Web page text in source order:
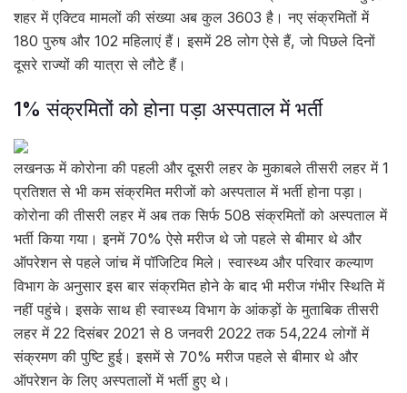
शहर में एक्टिव मामलों की संख्या अब कुल 3603 है। नए संक्रमितों में
180 पुरुष और 102 महिलाएं हैं। इसमें 28 लोग ऐसे हैं, जो पिछले दिनों
दूसरे राज्यों की यात्रा से लौटे हैं।
1% संक्रमितों को होना पड़ा अस्पताल में भर्ती
लखनऊ में कोरोना की पहली और दूसरी लहर के मुकाबले तीसरी लहर में 1
प्रतिशत से भी कम संक्रमित मरीजों को अस्पताल में भर्ती होना पड़ा।
कोरोना की तीसरी लहर में अब तक सिर्फ 508 संक्रमितों को अस्पताल में
भर्ती किया गया। इनमें 70% ऐसे मरीज थे जो पहले से बीमार थे और
ऑपरेशन से पहले जांच में पॉजिटिव मिले। स्वास्थ्य और परिवार कल्याण
विभाग के अनुसार इस बार संक्रमित होने के बाद भी मरीज गंभीर स्थिति में
नहीं पहुंचे। इसके साथ ही स्वास्थ्य विभाग के आंकड़ों के मुताबिक तीसरी
लहर में 22 दिसंबर 2021 से 8 जनवरी 2022 तक 54,224 लोगों में
संक्रमण की पुष्टि हुई। इसमें से 70% मरीज पहले से बीमार थे और
ऑपरेशन के लिए अस्पतालों में भर्ती हुए थे।